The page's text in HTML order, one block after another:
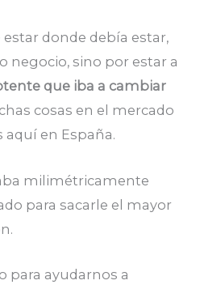
estar donde debía estar,
negocio, sino por estar a
que iba a cambiar
cosas en el mercado
aquí en España.
milimétricamente
para sacarle el mayor
para ayudarnos a